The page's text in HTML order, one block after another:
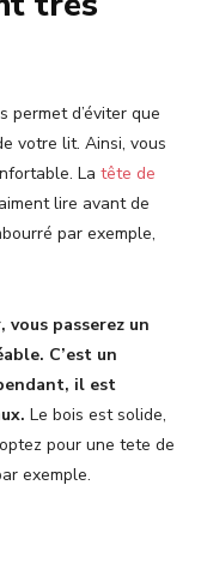
permet d’éviter que
votre lit. Ainsi, vous
La tête de
lire avant de
par exemple,
passerez un
C’est un
il est
Le bois est solide,
pour une tete de
exemple.